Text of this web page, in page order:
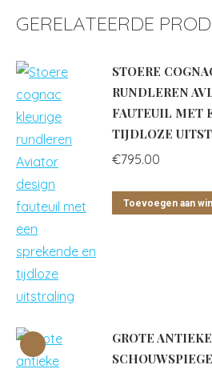
GERELATEERDE
STOERE
RUNDLEREN
FAUTEUIL MET
TIJDLOZE
€795.00
Toevoegen aan
GROTE